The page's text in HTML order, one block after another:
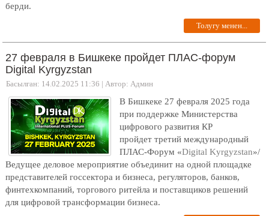
берди.
Толугу менен...
27 февраля в Бишкеке пройдет ПЛАС-форум
Digital Kyrgyzstan
Басылган: 14.02.2025 11:36 | Автор: Админ
В Бишкеке 27 февраля 2025 года
при поддержке Министерства
цифрового развития КР
пройдет третий международный
ПЛАС-Форум «Digital Kyrgyzstan»/
Ведущее деловое мероприятие объединит на одной площадке
представителей госсектора и бизнеса, регуляторов, банков,
финтехкомпаний, торгового ритейла и поставщиков решений
для цифровой трансформации бизнеса.